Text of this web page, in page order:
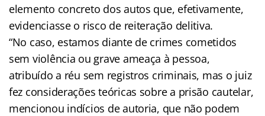
elemento concreto dos autos que, efetivamente,
evidenciasse o risco de reiteração delitiva.
“No caso, estamos diante de crimes cometidos
sem violência ou grave ameaça à pessoa,
atribuído a réu sem registros criminais, mas o juiz
fez considerações teóricas sobre a prisão cautelar,
mencionou indícios de autoria, que não podem